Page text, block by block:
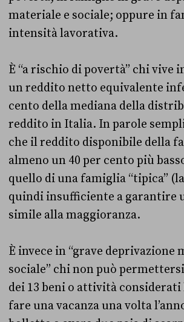
materiale e sociale; oppure in
intensità lavorativa.
È “a rischio di povertà” chi vive
un reddito netto equivalente
cento della mediana della
reddito in Italia. In parole
che il reddito disponibile della
almeno un 40 per cento più
quello di una famiglia “tipica”
quindi insufficiente a garantire
simile alla maggioranza.
È invece in “grave deprivazione
sociale” chi non può
dei 13 beni o attività
fare una vacanza una volta